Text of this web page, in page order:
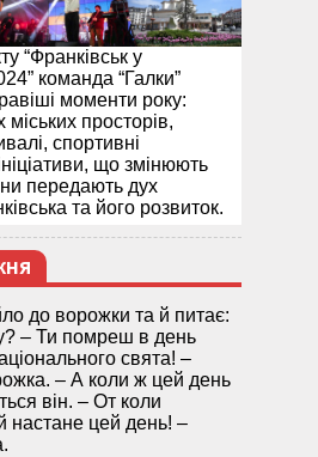
“Франківськ у
команда “Галки”
моменти року:
міських просторів,
спортивні
що змінюють
передають дух
та його розвиток.
до ворожки та й питає:
– Ти помреш в день
свята! –
– А коли ж цей день
він. – От коли
настане цей день! –